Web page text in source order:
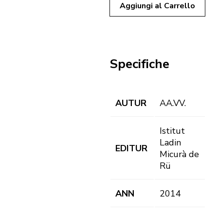
Aggiungi al Carrello
Specifiche
AUTUR AA.VV.
EDITUR
Istitut
Ladin
Micurà de
Rü
ANN 2014